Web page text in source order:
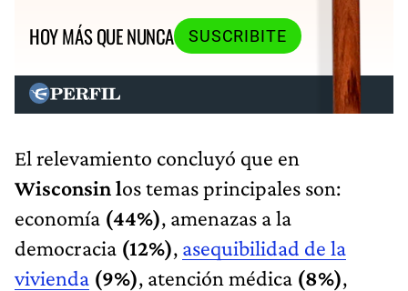
HOY MÁS QUE NUNCA
SUSCRIBITE
El relevamiento concluyó que en
Wisconsin los temas principales son:
economía (44%), amenazas a la
democracia (12%), asequibilidad de la
vivienda (9%), atención médica (8%),